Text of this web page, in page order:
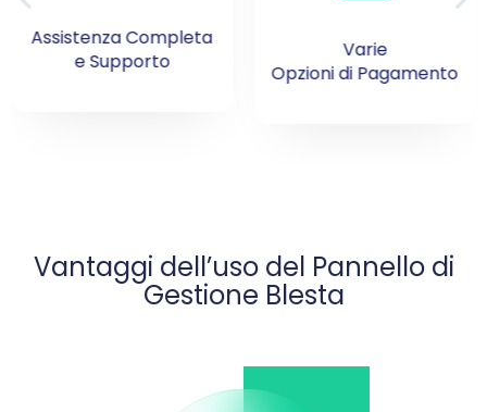
Varie
Opzioni di Pagamento
Collegamenti
di Accesso Rapido
Vantaggi dell’uso del Pannello di
Gestione Blesta